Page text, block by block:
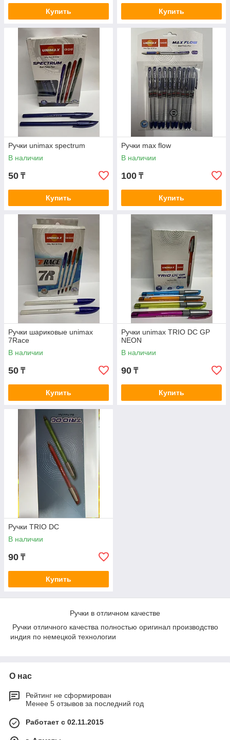
Купить Купить
Ручки unimax spectrum
В наличии
50 ₸
Купить
Ручки max flow
В наличии
100 ₸
Купить
Ручки шариковые unimax
7Race
В наличии
50 ₸
Купить
Ручки unimax TRIO DC GP
NEON
В наличии
90 ₸
Купить
Ручки TRIO DC
В наличии
90 ₸
Купить
Ручки в отличном качестве
Ручки отличного качества полностью оригинал производство
индия по немецкой технологии
О нас
Рейтинг не сформирован
Менее 5 отзывов за последний год
Работает с 02.11.2015